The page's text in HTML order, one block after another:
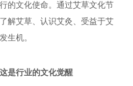
的文化使命。通过艾草文化节
解艾草、认识艾灸、受益于艾
生机。
是行业的文化觉醒